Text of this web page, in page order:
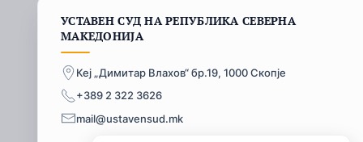
УСТАВЕН СУД НА РЕПУБЛИКА СЕВЕРНА
МАКЕДОНИЈА
Кеј „Димитар Влахов“ бр.19, 1000 Скопје
+389 2 322 3626
mail@ustavensud.mk